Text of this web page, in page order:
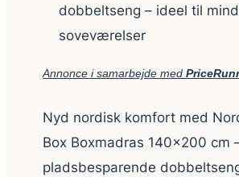
dobbeltseng – ideel til
soveværelser
Annonce i samarbejde med
Nyd nordisk komfort med
Box Boxmadras 140×200 cm
pladsbesparende